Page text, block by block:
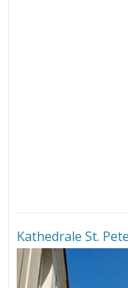
Kathedrale St.